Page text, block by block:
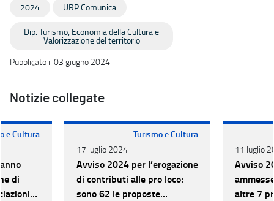
2024 URP Comunica
Dip. Turismo, Economia della Cultura e
Valorizzazione del territorio
Pubblicato il 03 giugno 2024
Notizie collegate
e Cultura
di
Turismo e Cultura
17 luglio 2024
Avviso 2024 per l’erogazione
di contributi alle pro loco:
sono 62 le proposte
11 luglio
Avviso
altre 7